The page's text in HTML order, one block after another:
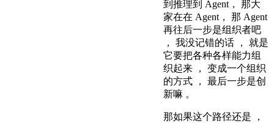
到推理到 Agent， 那大
家在在 Agent， 那 Agent
再往后一步是组织者吧
， 我没记错的话 ， 就是
它要把各种各样能力组
织起来 ， 变成一个组织
的方式 ， 最后一步是创
新嘛 。
那如果这个路径还是 ，